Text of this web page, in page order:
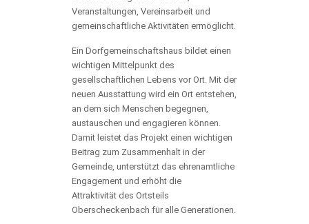
Veranstaltungen, Vereinsarbeit und
gemeinschaftliche Aktivitäten ermöglicht.
Ein Dorfgemeinschaftshaus bildet einen
wichtigen Mittelpunkt des
gesellschaftlichen Lebens vor Ort. Mit der
neuen Ausstattung wird ein Ort entstehen,
an dem sich Menschen begegnen,
austauschen und engagieren können.
Damit leistet das Projekt einen wichtigen
Beitrag zum Zusammenhalt in der
Gemeinde, unterstützt das ehrenamtliche
Engagement und erhöht die
Attraktivität des Ortsteils
Oberscheckenbach für alle Generationen.